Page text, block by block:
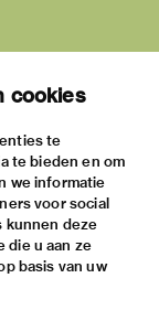
cookies
te
te bieden en om
we informatie
voor social
kunnen deze
die u aan ze
basis van uw